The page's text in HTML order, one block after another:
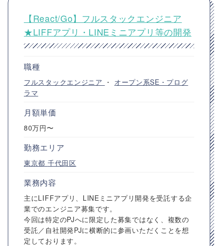
【React/Go】フルスタックエンジニア
★LIFFアプリ・LINEミニアプリ等の開発
職種
フルスタックエンジニア ・ オープン系SE・プログ
ラマ
月額単価
80万円〜
勤務エリア
東京都 千代田区
業務内容
主にLIFFアプリ、LINEミニアプリ開発を受託する企
業でのエンジニア募集です。
今回は特定のPJへに限定した募集ではなく、複数の
受託／自社開発PJに横断的に参画いただくことを想
定しております。